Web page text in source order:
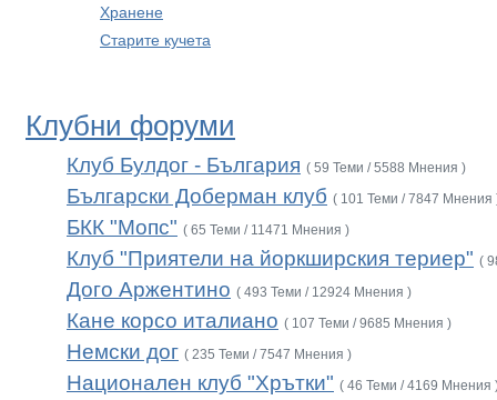
Хранене
Старите кучета
Клубни форуми
Клуб Булдог - България ( 59 Теми / 5588 Мнения )
Български Доберман клуб ( 101 Теми / 7847 Мнения
БКК "Мопс" ( 65 Теми / 11471 Мнения )
Клуб "Приятели на йоркширския териер" (
Дого Аржентино ( 493 Теми / 12924 Мнения )
Кане корсо италиано ( 107 Теми / 9685 Мнения )
Немски дог ( 235 Теми / 7547 Мнения )
Национален клуб "Хрътки" ( 46 Теми / 4169 Мнения